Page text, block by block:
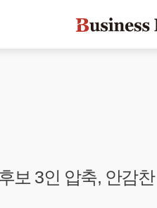
보 3인 압축, 안감